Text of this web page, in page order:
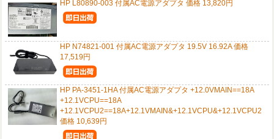
HP L80890-003 付属AC電源アダプタ 価格 13,820円
HP N74821-001 付属AC電源アダプタ 19.5V 16.92A 価格
17,519円
HP PA-3451-1HA 付属AC電源アダプタ +12.0VMAIN==18A
+12.1VCPU==18A
+12.1VCPU2==18A+12.1VMAIN&+12.1VCPU&+12.1VCPU2
価格 10,639円